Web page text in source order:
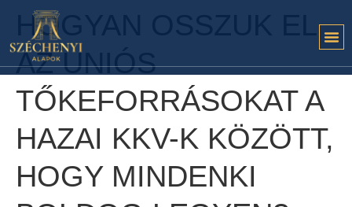
HOGYAN OSSZUK EL
AZ UNIÓS
TŐKEFORRÁSOKAT A
HAZAI KKV-K KÖZÖTT,
HOGY MINDENKI